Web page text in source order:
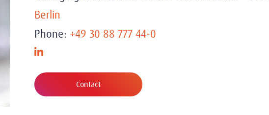
Berlin
Phone: +49 30 88 777 44-0
Contact